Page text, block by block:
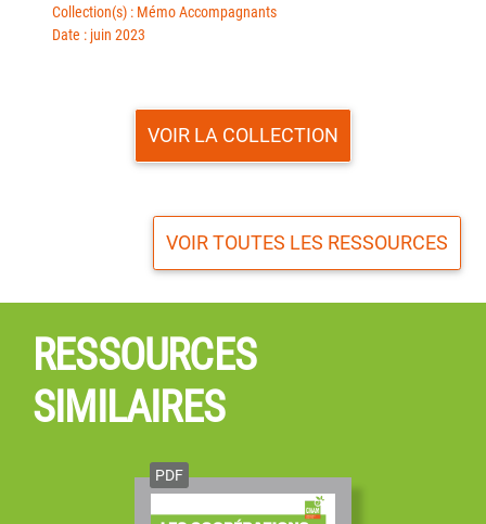
Collection(s) : Mémo Accompagnants
Date : juin 2023
VOIR LA COLLECTION
VOIR TOUTES LES RESSOURCES
RESSOURCES
SIMILAIRES
PDF